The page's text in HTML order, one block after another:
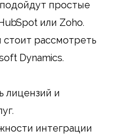
простые
или Zoho.
рассмотреть
Dynamics.
лицензий и
интеграции